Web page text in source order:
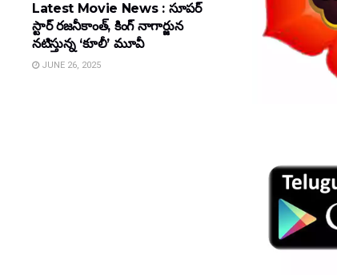
Latest Movie News : సూపర్
స్టార్ రజనీకాంత్, కింగ్ నాగార్జున
నటిస్తున్న ‘కూలీ’ మూవీ
JUNE 26, 2025